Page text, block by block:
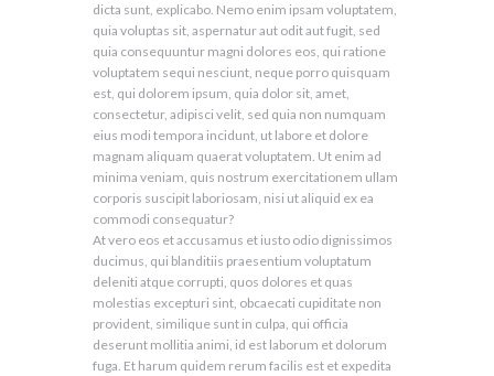
dicta sunt, explicabo. Nemo enim ipsam voluptatem,
quia voluptas sit, aspernatur aut odit aut fugit, sed
quia consequuntur magni dolores eos, qui ratione
voluptatem sequi nesciunt, neque porro quisquam
est, qui dolorem ipsum, quia dolor sit, amet,
consectetur, adipisci velit, sed quia non numquam
eius modi tempora incidunt, ut labore et dolore
magnam aliquam quaerat voluptatem. Ut enim ad
minima veniam, quis nostrum exercitationem ullam
corporis suscipit laboriosam, nisi ut aliquid ex ea
commodi consequatur?
At vero eos et accusamus et iusto odio dignissimos
ducimus, qui blanditiis praesentium voluptatum
deleniti atque corrupti, quos dolores et quas
molestias excepturi sint, obcaecati cupiditate non
provident, similique sunt in culpa, qui officia
deserunt mollitia animi, id est laborum et dolorum
fuga. Et harum quidem rerum facilis est et expedita